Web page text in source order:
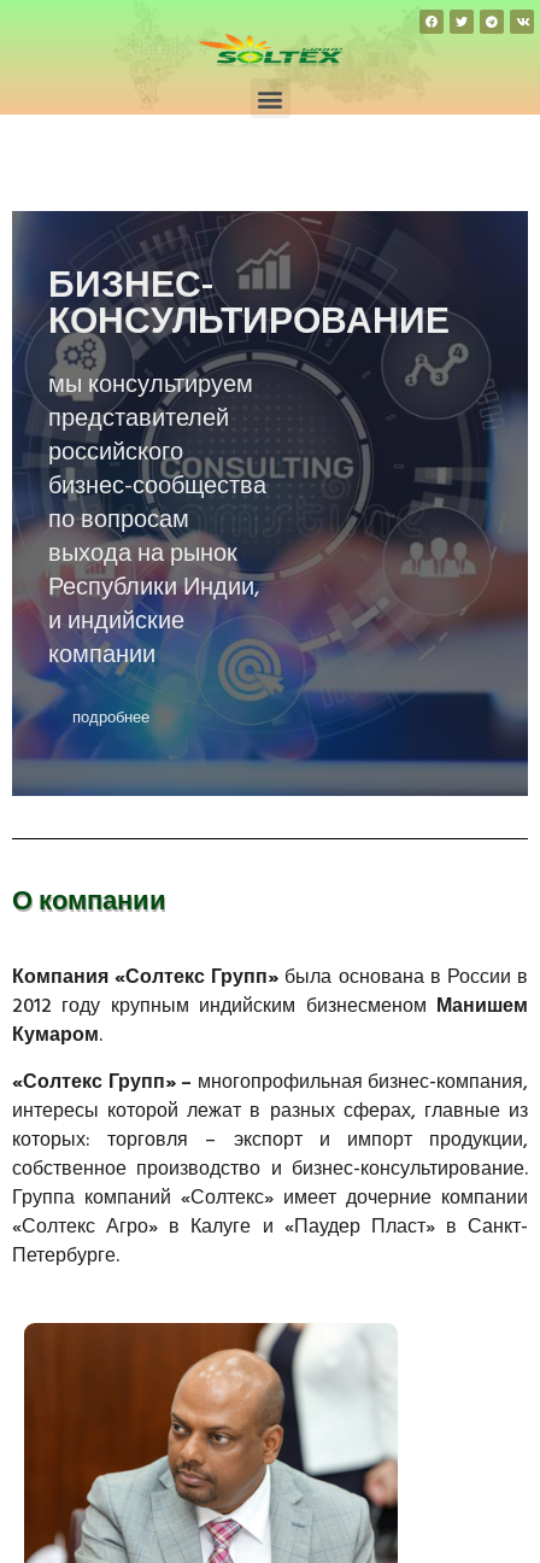
О компании
Компания «Солтекс Групп» была основана в России в
2012 году крупным индийским бизнесменом Манишем
Кумаром.
«Солтекс Групп» – многопрофильная бизнес-компания,
интересы которой лежат в разных сферах, главные из
которых: торговля – экспорт и импорт продукции,
собственное производство и бизнес-консультирование.
Группа компаний «Солтекс» имеет дочерние компании
«Солтекс Агро» в Калуге и «Паудер Пласт» в Санкт-
Петербурге.